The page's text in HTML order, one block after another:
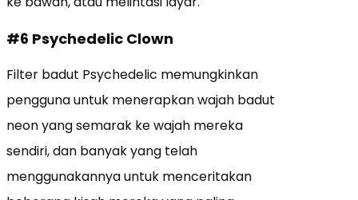
#6 Psychedelic Clown
Filter badut Psychedelic memungkinkan
pengguna untuk menerapkan wajah badut
neon yang semarak ke wajah mereka
sendiri, dan banyak yang telah
menggunakannya untuk menceritakan